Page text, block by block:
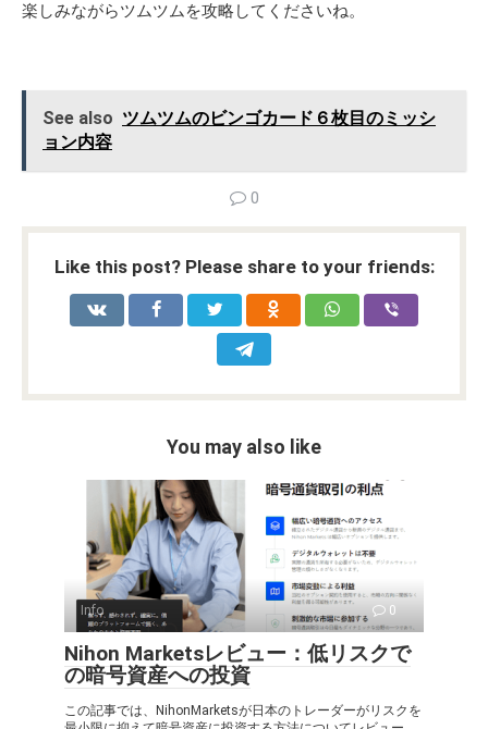
楽しみながらツムツムを攻略してくださいね。
See also ツムツムのビンゴカード６枚目のミッシ
ョン内容
0
Like this post? Please share to your friends:
You may also like
Info 0
Nihon Marketsレビュー：低リスクで
の暗号資産への投資
この記事では、NihonMarketsが日本のトレーダーがリスクを